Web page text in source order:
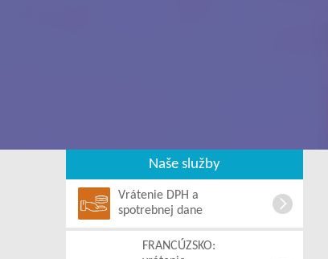
Naše služby
Vrátenie DPH a
spotrebnej dane
FRANCÚZSKO: